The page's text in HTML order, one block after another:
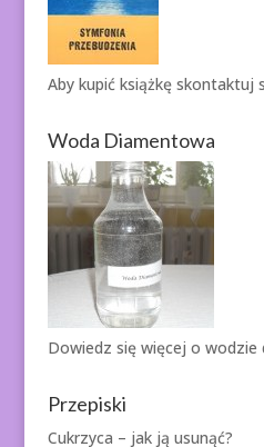
Aby kupić książkę skontaktuj
Woda Diamentowa
Dowiedz się więcej o wodzie
Przepiski
Cukrzyca – jak ją usunąć?